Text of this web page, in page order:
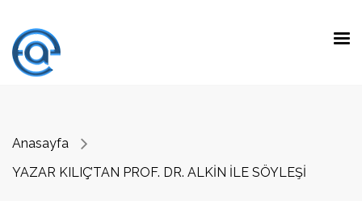
Anasayfa
YAZAR KILIÇ’TAN PROF. DR. ALKİN İLE SÖYLEŞİ